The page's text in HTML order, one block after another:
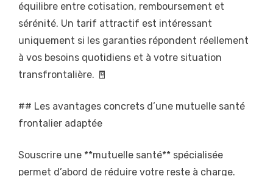
équilibre entre cotisation, remboursement et
sérénité. Un tarif attractif est intéressant
uniquement si les garanties répondent réellement
à vos besoins quotidiens et à votre situation
transfrontalière. 🧾
## Les avantages concrets d’une mutuelle santé
frontalier adaptée
Souscrire une **mutuelle santé** spécialisée
permet d’abord de réduire votre reste à charge.